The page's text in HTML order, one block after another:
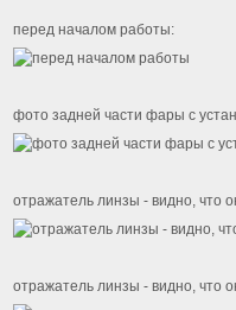
перед началом работы:
фото задней части фары с
отражатель линзы - видно, что
отражатель линзы - видно, что